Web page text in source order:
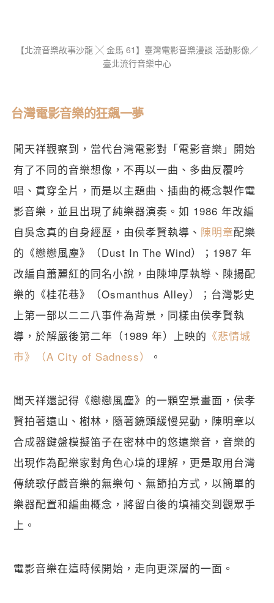
【​北流音樂故事沙龍 ╳ 金馬 61】臺灣電影音樂漫談 活動影像／
臺北流行音樂中心
台灣電影音樂的狂飆一夢
聞天祥觀察到，當代台灣電影對「電影音樂」開始
有了不同的音樂想像，不再以一曲、多曲反覆吟
唱、貫穿全片，而是以主題曲、插曲的概念製作電
影音樂，並且出現了純樂器演奏。如 1986 年改編
自吳念真的自身經歷，由侯孝賢執導、 陳明章配樂
的《戀戀風塵》（Dust In The Wind）；1987 年
改編自蕭麗紅的同名小說，由陳坤厚執導、陳揚配
樂的《桂花巷》（Osmanthus Alley）；台灣影史
上第一部以二二八事件為背景，同樣由侯孝賢執
導，於解嚴後第二年（1989 年）上映的 《悲情城
市》（A City of Sadness）
。
聞天祥還記得《戀戀風塵》的一顆空景畫面，侯孝
賢拍著遠山、樹林，隨著鏡頭緩慢晃動，陳明章以
合成器鍵盤模擬笛子在密林中的悠遠樂音，音樂的
出現作為配樂家對角色心境的理解，更是取用台灣
傳統歌仔戲音樂的無樂句、無節拍方式，以簡單的
樂器配置和編曲概念，將留白後的填補交到觀眾手
上。
電影音樂在這時候開始，走向更深層的一面。